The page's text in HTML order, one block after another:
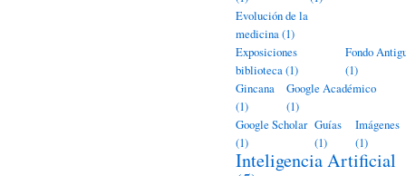
Evolución de la
medicina(1)
Exposiciones
biblioteca(1)
Fondo
(1)
Gincana
(1)
Google Académico
(1)
Google Scholar
(1)
Guías
(1)
Imágenes
(1)
Inteligencia Artificial